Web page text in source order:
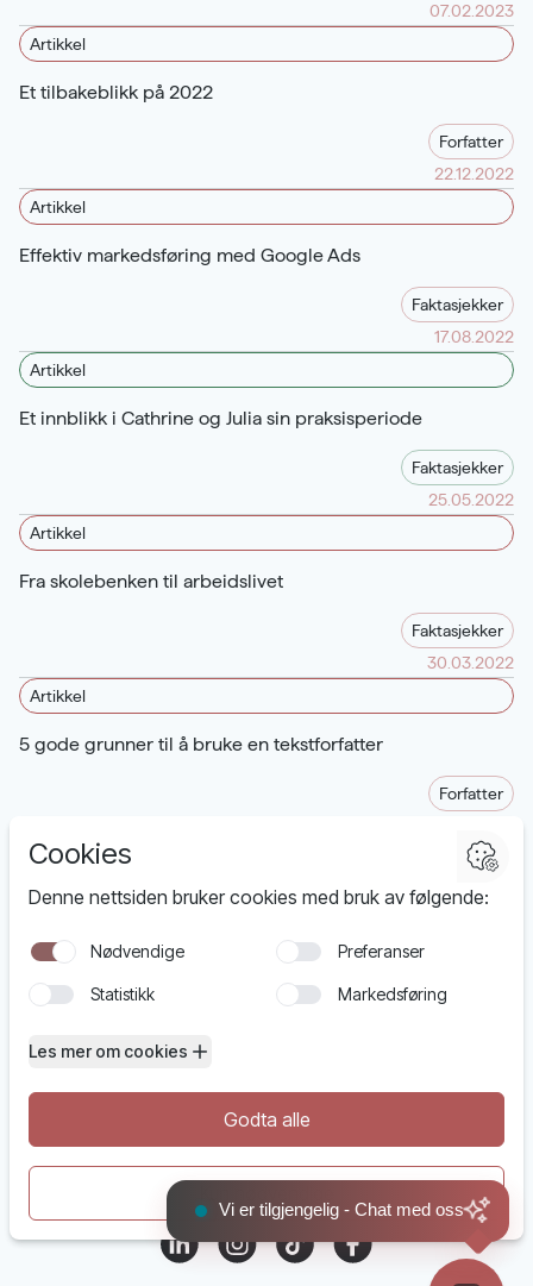
Vi er tilgjengelig - Chat med oss
07.02.2023
Artikkel
Et tilbakeblikk på 2022
Forfatter
22.12.2022
Artikkel
Effektiv markedsføring med Google Ads
Faktasjekker
17.08.2022
Artikkel
Et innblikk i Cathrine og Julia sin praksisperiode
Faktasjekker
25.05.2022
Artikkel
Fra skolebenken til arbeidslivet
Faktasjekker
30.03.2022
Artikkel
5 gode grunner til å bruke en tekstforfatter
Forfatter
post@funbit.no
Prosjekter Blogg
Kontakt